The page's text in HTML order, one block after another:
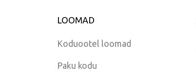
LOOMAD
Koduootel loomad
Paku kodu